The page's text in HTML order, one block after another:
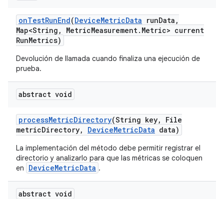
onTestRunEnd(DeviceMetricData runData ,
Map<String , MetricMeasurement. Metric> current
RunMetrics)
Devolución de llamada cuando finaliza una ejecución de
prueba.
abstract void
processMetricDirectory(String key,
File
metricDirectory, DeviceMetricData data)
La implementación del método debe permitir registrar el
directorio y analizarlo para que las métricas se coloquen
en
DeviceMetricData .
abstract void